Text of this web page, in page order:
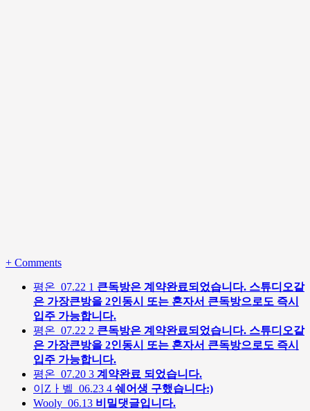
+ Comments
평온 07.22 1 큰독방은 계약완료되었습니다. 스튜디오같
은 가장큰방을 2인동시 또는 혼자서 큰독방으로도 즉시
입주 가능합니다.
평온 07.22 2 큰독방은 계약완료되었습니다. 스튜디오같
은 가장큰방을 2인동시 또는 혼자서 큰독방으로도 즉시
입주 가능합니다.
평온 07.20 3 계약완료 되었습니다.
이Zㅏ벨 06.23 4 쉐어생 구했습니다:)
Wooly 06.13 비밀댓글입니다.